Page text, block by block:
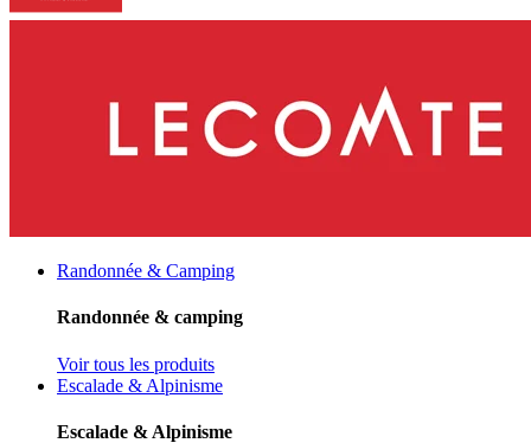
Randonnée & Camping
Randonnée & camping
Voir tous les produits
Escalade & Alpinisme
Escalade & Alpinisme